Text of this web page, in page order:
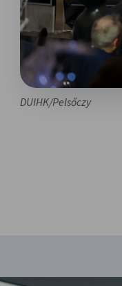
DUIHK/Pelsőczy